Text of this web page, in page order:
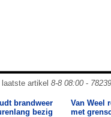
artikel 8-8 08:00- 78239
brandweer
bezig
Van Weel
met